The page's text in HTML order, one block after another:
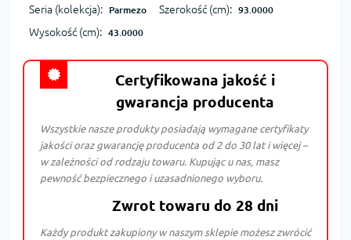
Seria (kolekcja): Parmezo Szerokość (cm): 93.0000
Wysokość (cm): 43.0000
Certyfikowana jakość i
gwarancja producenta
Wszystkie nasze produkty posiadają wymagane certyfikaty
jakości oraz gwarancję producenta od 2 do 30 lat i więcej –
w zależności od rodzaju towaru. Kupując u nas, masz
pewność bezpiecznego i uzasadnionego wyboru.
Zwrot towaru do 28 dni
Każdy produkt zakupiony w naszym sklepie możesz zwrócić